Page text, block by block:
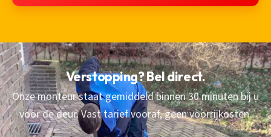
Verstopping? Bel direct.
Onze monteur staat gemiddeld binnen 30 minuten bij u
voor de deur. Vast tarief vooraf, geen voorrijkosten.